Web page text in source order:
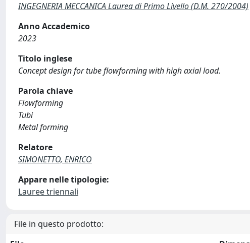
INGEGNERIA MECCANICA Laurea di Primo Livello (D.M. 270/2004)
Anno Accademico
2023
Titolo inglese
Concept design for tube flowforming with high axial load.
Parola chiave
Flowforming
Tubi
Metal forming
Relatore
SIMONETTO, ENRICO
Appare nelle tipologie:
Lauree triennali
File in questo prodotto: